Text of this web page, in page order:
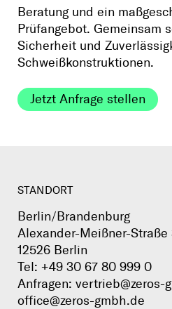
Beratung und ein
Prüfangebot. Gemeinsam
Sicherheit und
Schweißkonstruktionen.
Jetzt Anfrage stellen
STANDORT
Berlin/Brandenburg
Alexander-Meißner-Straße
12526 Berlin
Tel: +49 30 67 80 999 0
Anfragen: vertrieb@zeros-
office@zeros-gmbh.de